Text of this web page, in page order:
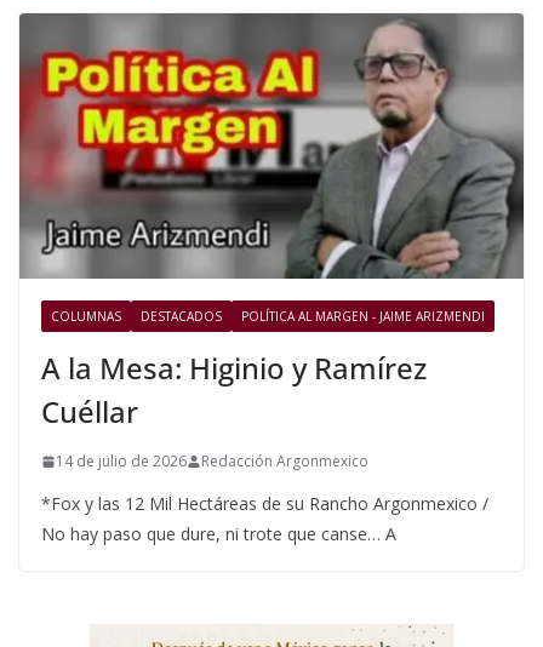
COLUMNAS DESTACADOS POLÍTICA AL MARGEN - JAIME ARIZMENDI
A la Mesa: Higinio y Ramírez
Cuéllar
14 de julio de 2026 Redacción Argonmexico
*Fox y las 12 Mil Hectáreas de su Rancho Argonmexico /
No hay paso que dure, ni trote que canse… A